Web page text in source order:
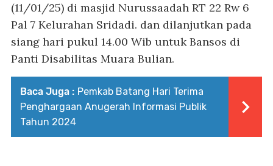
(11/01/25) di masjid Nurussaadah RT 22 Rw 6
Pal 7 Kelurahan Sridadi. dan dilanjutkan pada
siang hari pukul 14.00 Wib untuk Bansos di
Panti Disabilitas Muara Bulian.
Baca Juga : Pemkab Batang Hari Terima
Penghargaan Anugerah Informasi Publik
Tahun 2024